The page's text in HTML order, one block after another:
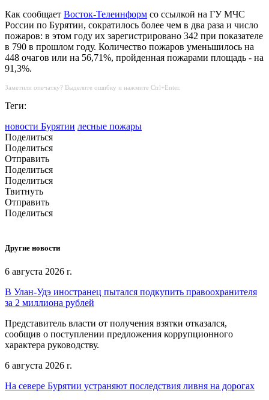
Как сообщает Восток-Телеинформ со ссылкой на ГУ МЧС
России по Бурятии, сократилось более чем в два раза и число
пожаров: в этом году их зарегистрировано 342 при показателе
в 790 в прошлом году. Количество пожаров уменьшилось на
448 очагов или на 56,71%, пройденная пожарами площадь - на
91,3%.
Заметили опечатку? Выделите ошибку и нажмите Ctrl+Enter.
Теги:
новости Бурятии лесные пожары
Поделиться
Поделиться
Отправить
Поделиться
Поделиться
Твитнуть
Отправить
Поделиться
Другие новости
6 августа 2026 г.
В Улан-Удэ иностранец пытался подкупить правоохранителя
за 2 миллиона рублей
Представитель власти от получения взятки отказался,
сообщив о поступлении предложения коррупционного
характера руководству.
6 августа 2026 г.
На севере Бурятии устраняют последствия ливня на дорогах